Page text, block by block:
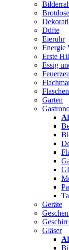
Brotdose
Düfte
Eieruhr
Energie
Erste
Essig
Garten
Geräte
Gläser